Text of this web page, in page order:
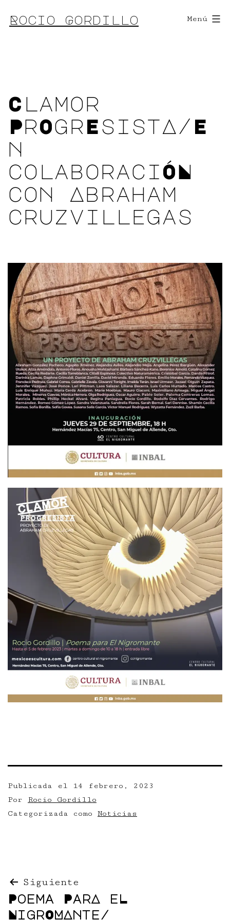
al
Rocio Gordillo Menú
Clamor
PrOgrEsistA/E
n
colaboraciÓN
con Abraham
cruzvillegas
Publicada el
14 febrero, 2023
Por Rocio Gordillo
Categorizada como Noticias
Navegación
de
Siguiente
Poema ParA eL
NigrOMAnte/